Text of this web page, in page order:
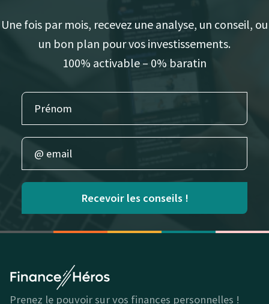
Une fois par mois, recevez une analyse, un conseil, ou
un bon plan pour vos investissements.
100% activable – 0% baratin
Recevoir les conseils !
Prenez le pouvoir sur vos finances personnelles !